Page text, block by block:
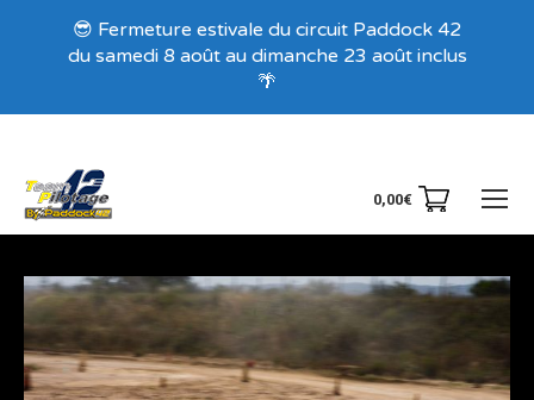
0,00€
Recevez nos offres exclusives !
😎 Fermeture estivale du circuit Paddock 42
du samedi 8 août au dimanche 23 août inclus
🌴